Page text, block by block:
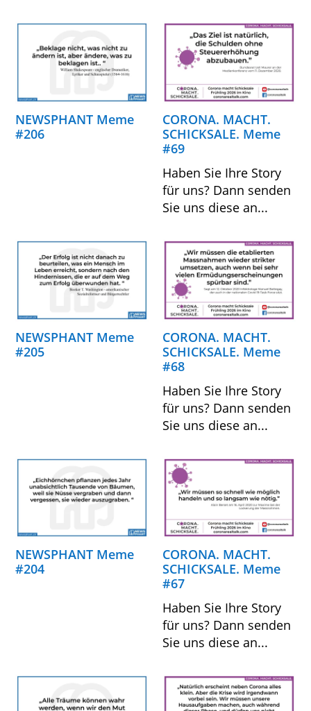
NEWSPHANT Meme
#206
CORONA. MACHT.
SCHICKSALE. Meme
#69
Haben Sie Ihre Story
für uns? Dann senden
Sie uns diese an...
NEWSPHANT Meme
#205
CORONA. MACHT.
SCHICKSALE. Meme
#68
Haben Sie Ihre Story
für uns? Dann senden
Sie uns diese an...
NEWSPHANT Meme
#204
CORONA. MACHT.
SCHICKSALE. Meme
#67
Haben Sie Ihre Story
für uns? Dann senden
Sie uns diese an...